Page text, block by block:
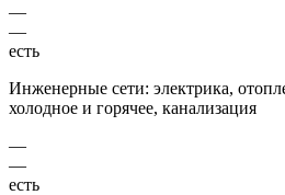
—
—
есть
Инженерные сети: электрика,
холодное и горячее, канализация
—
—
есть